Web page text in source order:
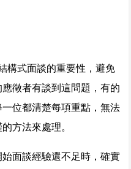
構式面談的重要性，避免
徵者有談到這問題，有的
位都清楚每項重點，無法
方法來處理。
面談經驗還不足時，確實